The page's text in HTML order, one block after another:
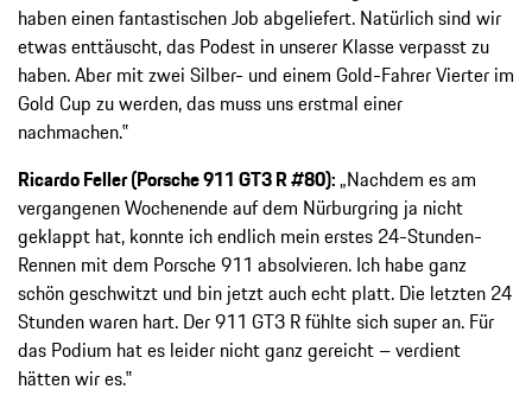
haben einen fantastischen Job abgeliefert. Natürlich sind wir
etwas enttäuscht, das Podest in unserer Klasse verpasst zu
haben. Aber mit zwei Silber- und einem Gold-Fahrer Vierter im
Gold Cup zu werden, das muss uns erstmal einer
nachmachen.‟
Ricardo Feller (Porsche 911 GT3 R #80): „Nachdem es am
vergangenen Wochenende auf dem Nürburgring ja nicht
geklappt hat, konnte ich endlich mein erstes 24-Stunden-
Rennen mit dem Porsche 911 absolvieren. Ich habe ganz
schön geschwitzt und bin jetzt auch echt platt. Die letzten 24
Stunden waren hart. Der 911 GT3 R fühlte sich super an. Für
das Podium hat es leider nicht ganz gereicht – verdient
hätten wir es.‟